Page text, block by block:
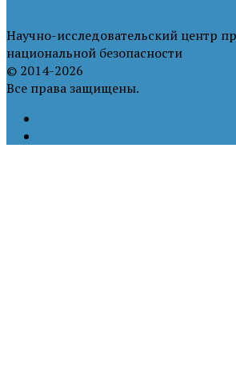
Научно-исследовательский центр
национальной безопасности
© 2014-2026
Все права защищены.